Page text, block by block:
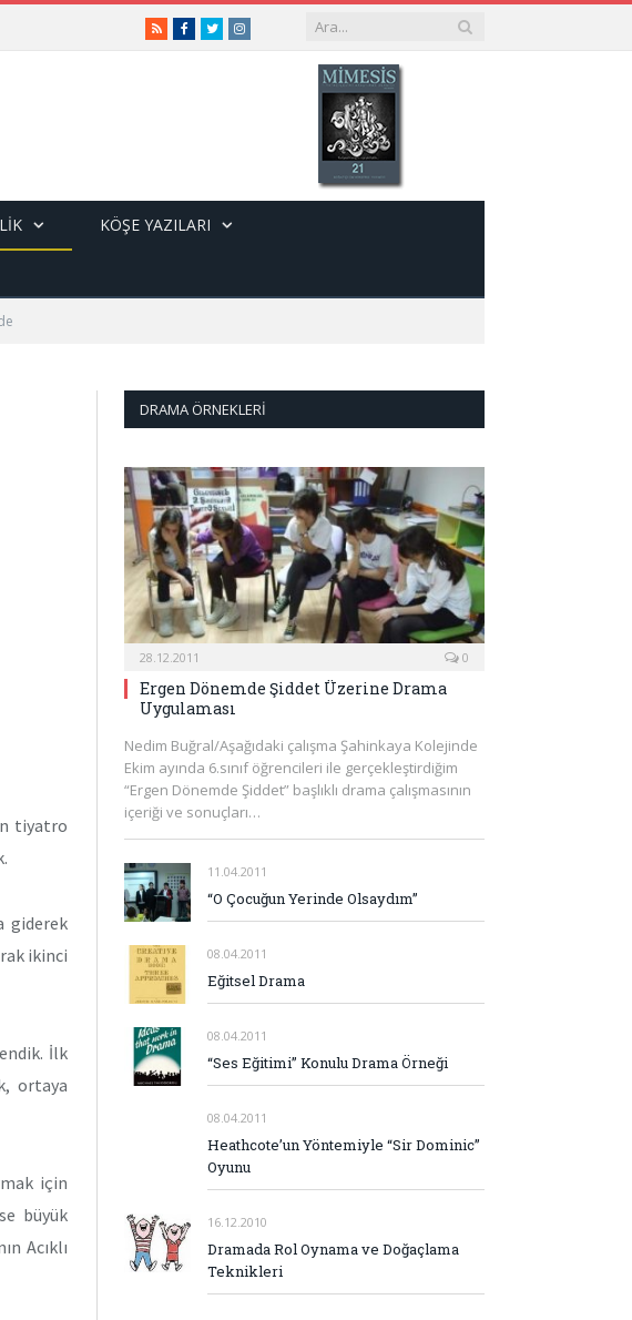
RSSFacebook
TwitterInstagram
KÖŞE YAZILARI
tiyatro
giderek
ikinci
İlk
ortaya
için
büyük
Acıklı
DRAMA ÖRNEKLERI
28.12.2011 0
Ergen Dönemde Şiddet Üzerine Drama
Uygulaması
Nedim Buğral/Aşağıdaki çalışma Şahinkaya Kolejinde
Ekim ayında 6.sınıf öğrencileri ile gerçekleştirdiğim
“Ergen Dönemde Şiddet” başlıklı drama çalışmasının
içeriği ve sonuçları…
11.04.2011
“O Çocuğun Yerinde Olsaydım”
08.04.2011
Eğitsel Drama
08.04.2011
“Ses Eğitimi” Konulu Drama Örneği
08.04.2011
Heathcote’un Yöntemiyle “Sir Dominic”
Oyunu
16.12.2010
Dramada Rol Oynama ve Doğaçlama
Teknikleri